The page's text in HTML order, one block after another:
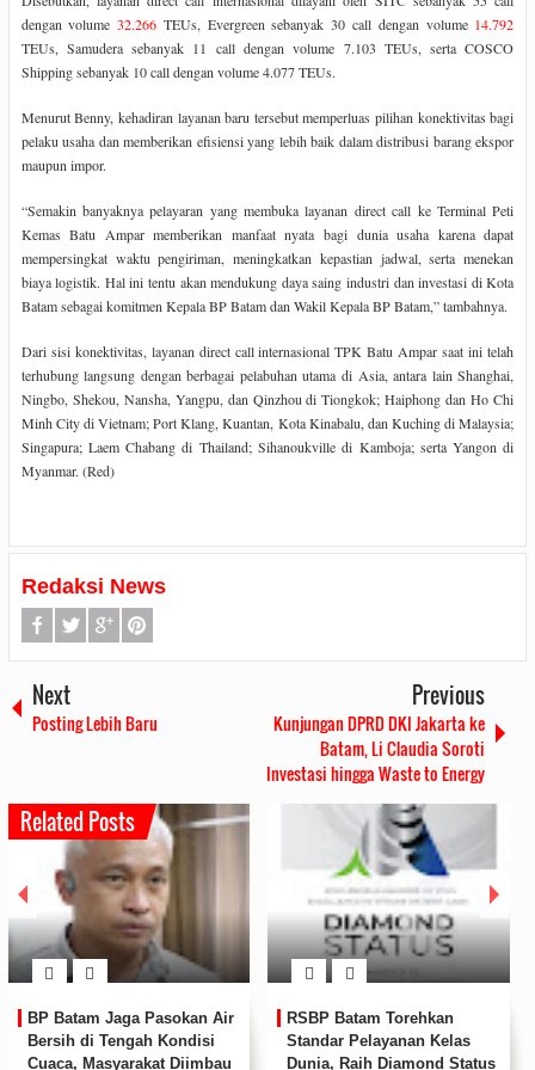
dengan volume32.266 TEUs, Evergreen sebanyak 30 call dengan volume 14.792
TEUs, Samudera sebanyak 11 call dengan volume 7.103 TEUs, serta COSCO
Shipping sebanyak 10 call dengan volume 4.077 TEUs.
Menurut Benny, kehadiran layanan baru tersebut memperluas pilihan konektivitas bagi
pelaku usaha dan memberikan efisiensi yang lebih baik dalam distribusi barang ekspor
maupun impor.
“Semakin banyaknya pelayaran yang membuka layanan direct call ke Terminal Peti
Kemas Batu Ampar memberikan manfaat nyata bagi dunia usaha karena dapat
mempersingkat waktu pengiriman, meningkatkan kepastian jadwal, serta menekan
biaya logistik. Hal ini tentu akan mendukung daya saing industri dan investasi di Kota
Batam sebagai komitmen Kepala BP Batam dan Wakil Kepala BP Batam,” tambahnya.
Dari sisi konektivitas, layanan direct call internasional TPK Batu Ampar saat ini telah
terhubung langsung dengan berbagai pelabuhan utama di Asia, antara lain Shanghai,
Ningbo, Shekou, Nansha, Yangpu, dan Qinzhou di Tiongkok; Haiphong dan Ho Chi
Minh City di Vietnam; Port Klang, Kuantan, Kota Kinabalu, dan Kuching di Malaysia;
Singapura; Laem Chabang di Thailand; Sihanoukville di Kamboja; serta Yangon di
Myanmar. (Red)
Redaksi News
Next
Posting Lebih Baru
Previous
Kunjungan DPRD DKI Jakarta ke
Batam, Li Claudia Soroti
Investasi hingga Waste to Energy
Related Posts
BP Batam Perkuat
Pembinaan Talenta Muda
Lewat Batam Prime
Perkuat Sinergi
Kelembagaan, RSBP Batam
dan BPOM Pastikan